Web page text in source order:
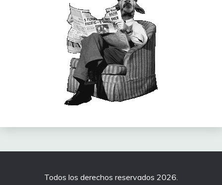
Todos los derechos reservados 2026.